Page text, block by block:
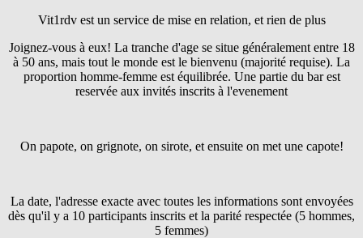
Vit1rdv est un service de mise en relation, et rien de plus
Joignez-vous à eux! La tranche d'age se situe généralement entre 18
à 50 ans, mais tout le monde est le bienvenu (majorité requise). La
proportion homme-femme est équilibrée. Une partie du bar est
reservée aux invités inscrits à l'evenement
On papote, on grignote, on sirote, et ensuite on met une capote!
La date, l'adresse exacte avec toutes les informations sont envoyées
dès qu'il y a 10 participants inscrits et la parité respectée (5 hommes,
5 femmes)